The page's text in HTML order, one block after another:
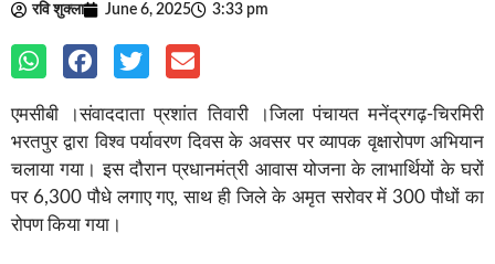
रवि शुक्ला June 6, 2025 3:33 pm
एमसीबी ।संवाददाता प्रशांत तिवारी ।जिला पंचायत मनेंद्रगढ़-चिरमिरी
भरतपुर द्वारा विश्व पर्यावरण दिवस के अवसर पर व्यापक वृक्षारोपण अभियान
चलाया गया। इस दौरान प्रधानमंत्री आवास योजना के लाभार्थियों के घरों
पर 6,300 पौधे लगाए गए, साथ ही जिले के अमृत सरोवर में 300 पौधों का
रोपण किया गया।